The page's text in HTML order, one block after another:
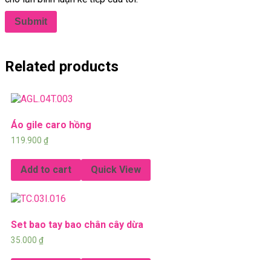
Related products
Áo gile caro hồng
119.900 ₫
Add to cart Quick View
Set bao tay bao chân cây dừa
35.000 ₫